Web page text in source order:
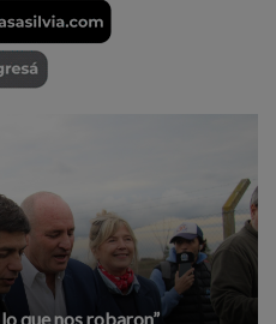
que nos robaron”